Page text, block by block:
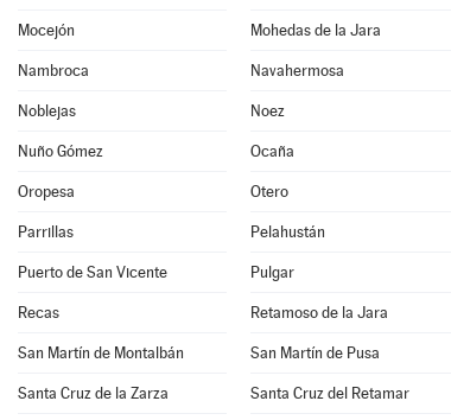
Mocejón Mohedas de la Jara
Nambroca Navahermosa
Noblejas Noez
Nuño Gómez Ocaña
Oropesa Otero
Parrillas Pelahustán
Puerto de San Vicente Pulgar
Recas Retamoso de la Jara
San Martín de Montalbán San Martín de Pusa
Santa Cruz de la Zarza Santa Cruz del Retamar